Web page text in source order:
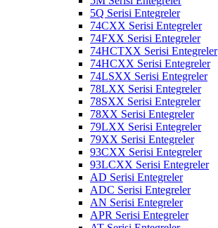
5Q Serisi Entegreler
74CXX Serisi Entegreler
74FXX Serisi Entegreler
74HCTXX Serisi Entegreler
74HCXX Serisi Entegreler
74LSXX Serisi Entegreler
78LXX Serisi Entegreler
78SXX Serisi Entegreler
78XX Serisi Entegreler
79LXX Serisi Entegreler
79XX Serisi Entegreler
93CXX Serisi Entegreler
93LCXX Serisi Entegreler
AD Serisi Entegreler
ADC Serisi Entegreler
AN Serisi Entegreler
APR Serisi Entegreler